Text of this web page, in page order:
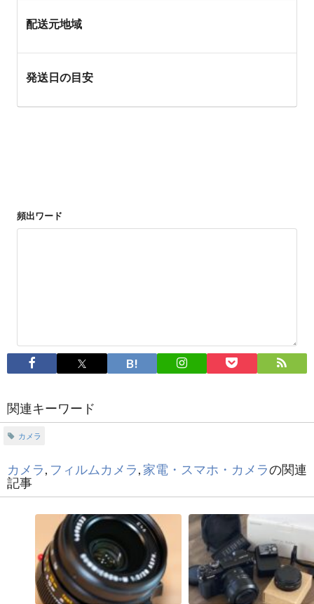
配送元地域
発送日の目安
頻出ワード
関連キーワード
カメラ
カメラ, フィルムカメラ, 家電・スマホ・カメラの関連
記事